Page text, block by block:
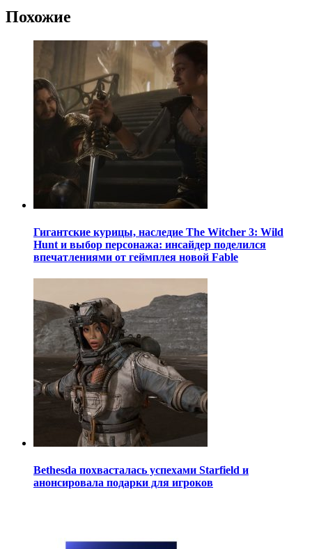
Похожие
Гигантские курицы, наследие The Witcher 3: Wild
Hunt и выбор персонажа: инсайдер поделился
впечатлениями от геймплея новой Fable
Bethesda похвасталась успехами Starfield и
анонсировала подарки для игроков